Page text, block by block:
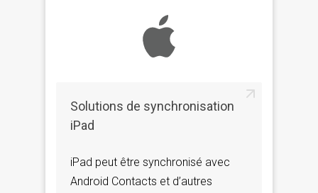
Solutions de synchronisation
iPad
iPad peut être synchronisé avec
Android Contacts et d’autres